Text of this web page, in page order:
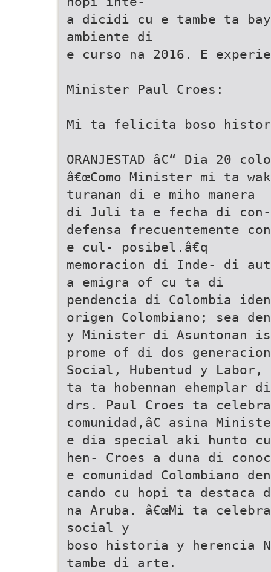
a dicidi cu e tambe ta
ambiente di
e curso na 2016. E
Minister Paul Croes:
Mi ta felicita boso
ORANJESTAD â€“ Dia 20
â€œComo Minister mi ta
turanan di e miho manera
di Juli ta e fecha di
defensa frecuentemente
e cul- posibel.â€q
memoracion di Inde- di
a emigra of cu ta di
pendencia di Colombia
origen Colombiano; sea den
y Minister di Asuntonan
prome of di dos
Social, Hubentud y
ta ta hobennan ehemplar
drs. Paul Croes ta
comunidad,â€ asina
e dia special aki hunto
hen- Croes a duna di
e comunidad Colombiano
cando cu hopi ta destaca
na Aruba. â€œMi ta
social y
boso historia y herencia
tambe di arte.